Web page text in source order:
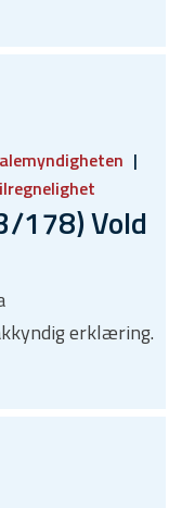
178) Vold
erklæring.